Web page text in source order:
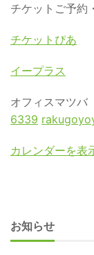
チケットご予約
チケットぴあ
イープラス
オフィスマツバ
6339
カレンダーを表
お知らせ